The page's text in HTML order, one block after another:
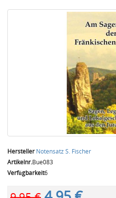
Hersteller Notensatz S. Fischer
Artikelnr.Bue083
Verfügbarkeit6